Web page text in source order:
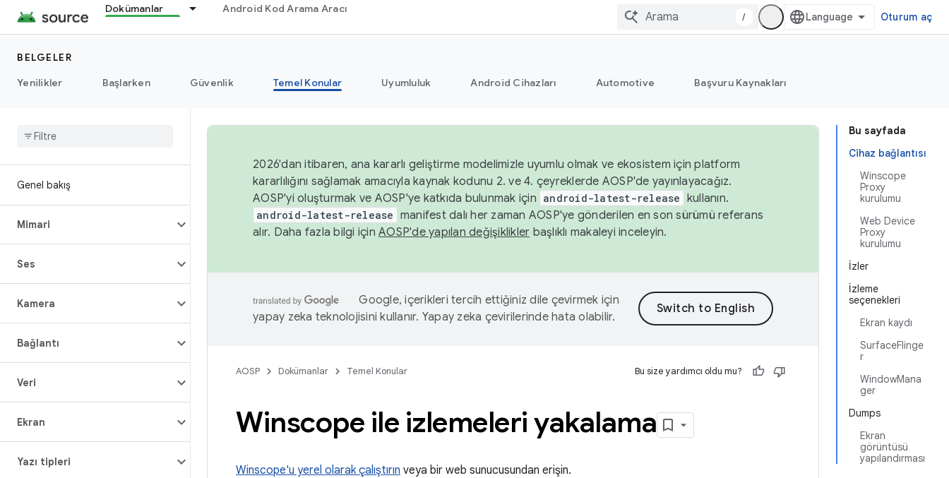
Dokümanlar Android Kod Arama Aracı
/ Oturum aç
BELGELER
Yenilikler
Başlarken Güvenlik Temel Konular Uyumluluk Android Cihazları Automotive Başvuru Kaynakları
Genel bakış
Mimari
Ses
Kamera
Bağlantı
Veri
Ekran
Yazı tipleri
Bu sayfada
Cihaz bağlantısı
Winscope
Proxy
kurulumu
Web Device
Proxy
kurulumu
İzler
İzleme
seçenekleri
Ekran kaydı
SurfaceFlinge
r
WindowMana
ger
Dumps
Ekran
görüntüsü
yapılandırması
2026'dan itibaren, ana kararlı geliştirme modelimizle uyumlu olmak ve ekosistem için platform
kararlılığını sağlamak amacıyla kaynak kodunu 2. ve 4. çeyreklerde AOSP'de yayınlayacağız.
AOSP'yi oluşturmak ve AOSP'ye katkıda bulunmak için android-latest-release kullanın.
android-latest-release manifest dalı her zaman AOSP'ye gönderilen en son sürümü referans
alır. Daha fazla bilgi için AOSP'de yapılan değişiklikler başlıklı makaleyi inceleyin.
Google, içerikleri tercih ettiğiniz dile çevirmek için
yapay zeka teknolojisini kullanır. Yapay zeka çevirilerinde hata olabilir.
AOSP Dokümanlar Temel Konular Bu size yardımcı oldu mu?
Winscope ile izlemeleri yakalama
Winscope'u yerel olarak çalıştırın veya bir web sunucusundan erişin.